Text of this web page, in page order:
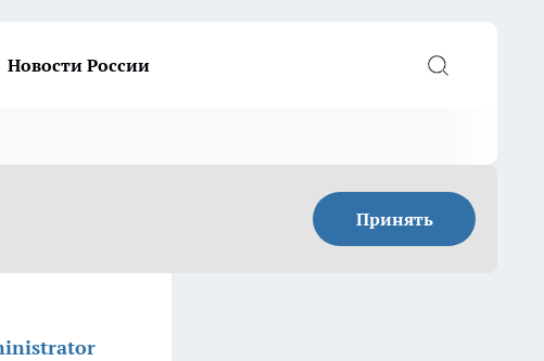
Новости России
Принять